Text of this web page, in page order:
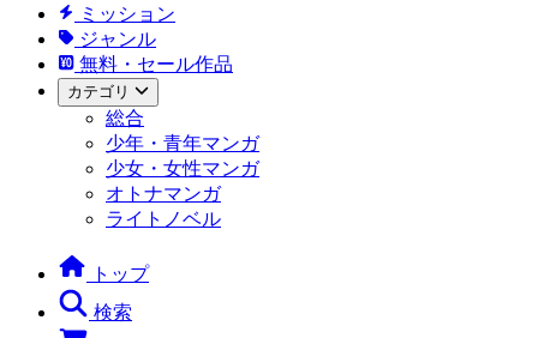
ミッション
ジャンル
無料・セール作品
カテゴリ
総合
少年・青年マンガ
少女・女性マンガ
オトナマンガ
ライトノベル
トップ
検索